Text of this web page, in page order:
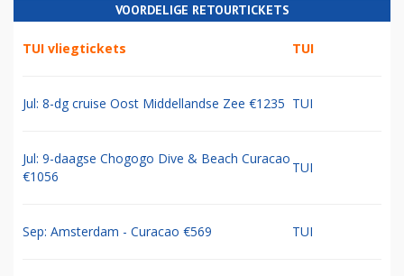
VOORDELIGE RETOURTICKETS
TUI vliegtickets TUI
Jul: 8-dg cruise Oost Middellandse Zee €1235 TUI
Jul: 9-daagse Chogogo Dive & Beach Curacao
€1056
TUI
Sep: Amsterdam - Curacao €569 TUI